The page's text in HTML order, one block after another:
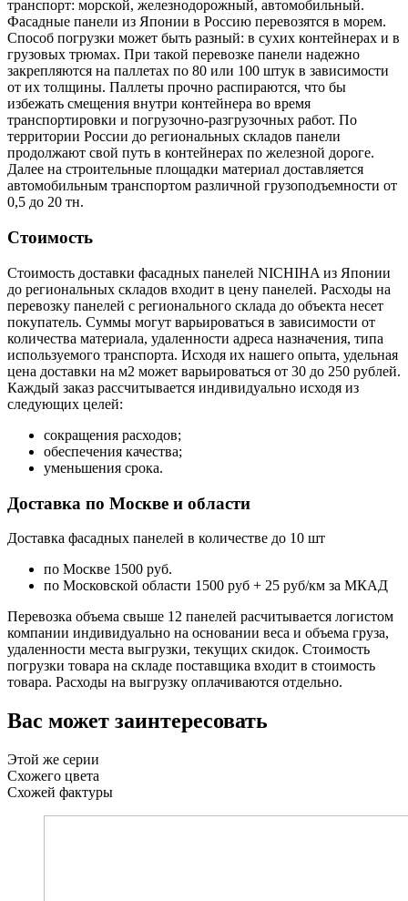
транспорт: морской, железнодорожный, автомобильный.
Фасадные панели из Японии в Россию перевозятся в морем.
Способ погрузки может быть разный: в сухих контейнерах и в
грузовых трюмах. При такой перевозке панели надежно
закрепляются на паллетах по 80 или 100 штук в зависимости
от их толщины. Паллеты прочно распираются, что бы
избежать смещения внутри контейнера во время
транспортировки и погрузочно-разгрузочных работ. По
территории России до региональных складов панели
продолжают свой путь в контейнерах по железной дороге.
Далее на строительные площадки материал доставляется
автомобильным транспортом различной грузоподъемности от
0,5 до 20 тн.
Стоимость
Стоимость доставки фасадных панелей NICHIHA из Японии
до региональных складов входит в цену панелей. Расходы на
перевозку панелей с регионального склада до объекта несет
покупатель. Суммы могут варьироваться в зависимости от
количества материала, удаленности адреса назначения, типа
используемого транспорта. Исходя их нашего опыта, удельная
цена доставки на м2 может варьироваться от 30 до 250 рублей.
Каждый заказ рассчитывается индивидуально исходя из
следующих целей:
сокращения расходов;
обеспечения качества;
уменьшения срока.
Доставка по Москве и области
Доставка фасадных панелей в количестве до 10 шт
по Москве 1500 руб.
по Московской области 1500 руб + 25 руб/км за МКАД
Перевозка объема свыше 12 панелей расчитывается логистом
компании индивидуально на основании веса и объема груза,
удаленности места выгрузки, текущих скидок. Стоимость
погрузки товара на складе поставщика входит в стоимость
товара. Расходы на выгрузку оплачиваются отдельно.
Вас может заинтересовать
Этой же серии
Схожего цвета
Схожей фактуры